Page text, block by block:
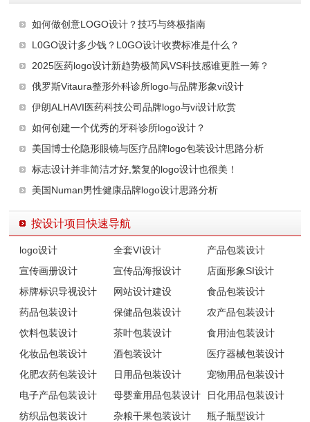
如何做创意LOGO设计？技巧与终极指南
L0GO设计多少钱？L0GO设计收费标准是什么？
2025医药logo设计新趋势极简风VS科技感谁更胜一筹？
俄罗斯Vitaura整形外科诊所logo与品牌形象vi设计
伊朗ALHAVI医药科技公司品牌logo与vi设计欣赏
如何创建一个优秀的牙科诊所logo设计？
美国博士伦隐形眼镜与医疗品牌logo包装设计思路分析
标志设计并非简洁才好,繁复的logo设计也很美！
美国Numan男性健康品牌logo设计思路分析
按设计项目快速导航
logo设计 全套VI设计
产品包装设计
宣传画册设计
宣传品海报设计
店面形象SI设计
标牌标识导视设计
网站设计建设
食品包装设计
药品包装设计
保健品包装设计
农产品包装设计
饮料包装设计
茶叶包装设计
食用油包装设计
化妆品包装设计
酒包装设计
医疗器械包装设计
化肥农药包装设计
日用品包装设计
宠物用品包装设计
电子产品包装设计
母婴童用品包装设计
日化用品包装设计
纺织品包装设计
杂粮干果包装设计
瓶子瓶型设计